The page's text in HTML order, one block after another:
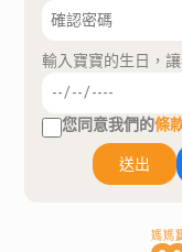
輸入寶寶的生日，
您同意我們的條
送出